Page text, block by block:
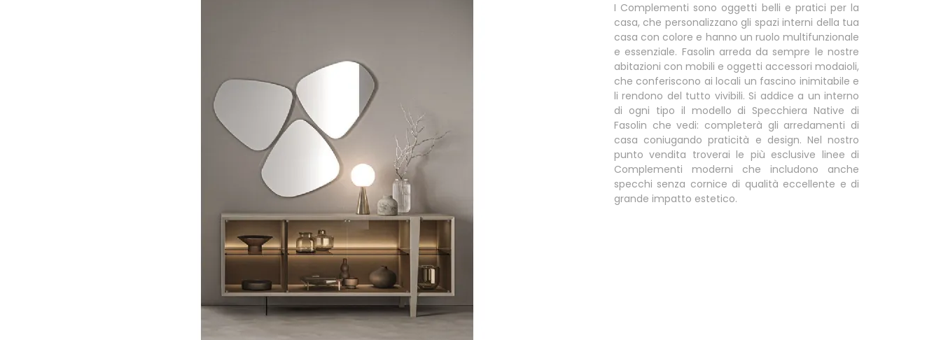
I Complementi sono oggetti belli e pratici per la
casa, che personalizzano gli spazi interni della tua
casa con colore e hanno un ruolo multifunzionale
e essenziale. Fasolin arreda da sempre le nostre
abitazioni con mobili e oggetti accessori modaioli,
che conferiscono ai locali un fascino inimitabile e
li rendono del tutto vivibili. Si addice a un interno
di ogni tipo il modello di Specchiera Native di
Fasolin che vedi: completerà gli arredamenti di
casa coniugando praticità e design. Nel nostro
punto vendita troverai le più esclusive linee di
Complementi moderni che includono anche
specchi senza cornice di qualità eccellente e di
grande impatto estetico.